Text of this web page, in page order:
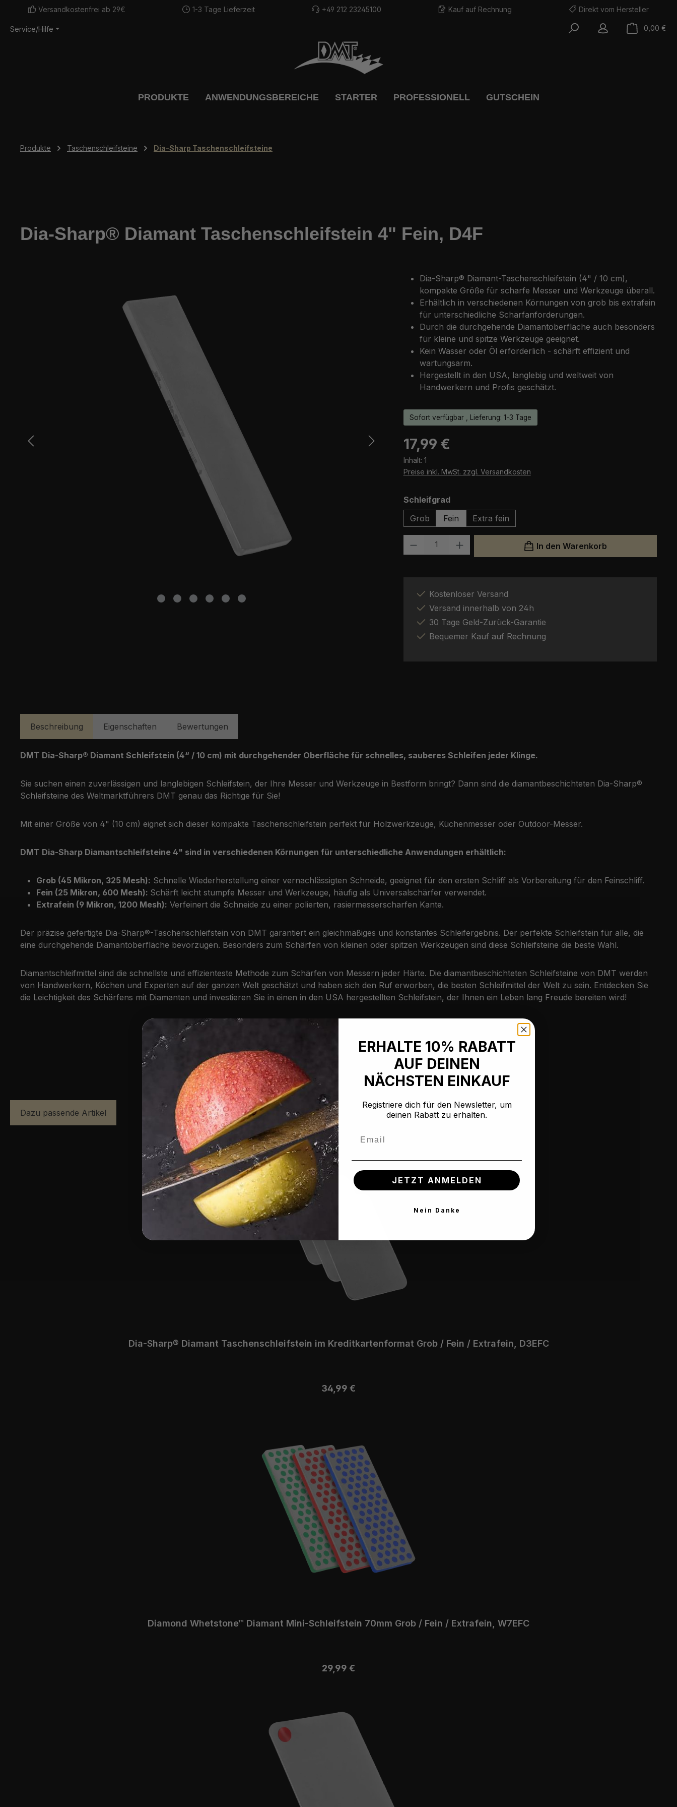
Hauptinhalt springen
Zur Suche springen
Zur Hauptnavigation springen
Versandkostenfrei ab 29€ 1-3 Tage Lieferzeit +49 212 23245100 Kauf auf Rechnung Direkt vom Hersteller
Service/Hilfe 0,00 €
PRODUKTE ANWENDUNGSBEREICHE STARTER PROFESSIONELL GUTSCHEIN
Produkte Taschenschleifsteine Dia-Sharp Taschenschleifsteine
Dia-Sharp® Diamant Taschenschleifstein 4" Fein, D4F
Dia-Sharp® Diamant-Taschenschleifstein (4" / 10 cm),
kompakte Größe für scharfe Messer und Werkzeuge überall.
Erhältlich in verschiedenen Körnungen von grob bis extrafein
für unterschiedliche Schärfanforderungen.
Durch die durchgehende Diamantoberfläche auch besonders
für kleine und spitze Werkzeuge geeignet.
Kein Wasser oder Öl erforderlich - schärft effizient und
wartungsarm.
Hergestellt in den USA, langlebig und weltweit von
Handwerkern und Profis geschätzt.
Sofort verfügbar , Lieferung: 1-3 Tage
Regulärer Preis:
17,99 €
Inhalt: 1
Preise inkl. MwSt. zzgl. Versandkosten
Schleifgradauswählen
Grob
Fein Extra fein
Produkt Anzahl: Gib den gewünschten Wert ein oder benutze die Schaltflächen
In den Warenkorb
Kostenloser Versand
Versand innerhalb von 24h
30 Tage Geld-Zurück-Garantie
Bequemer Kauf auf Rechnung
Beschreibung Eigenschaften Bewertungen
DMT Dia-Sharp® Diamant Schleifstein (4“ / 10 cm) mit durchgehender Oberfläche für schnelles, sauberes Schleifen jeder Klinge.
Sie suchen einen zuverlässigen und langlebigen Schleifstein, der Ihre Messer und Werkzeuge in Bestform bringt? Dann sind die diamantbeschichteten Dia-Sharp®
Schleifsteine des Weltmarktführers DMT genau das Richtige für Sie!
Mit einer Größe von 4" (10 cm) eignet sich dieser kompakte Taschenschleifstein perfekt für Holzwerkzeuge, Küchenmesser oder Outdoor-Messer.
DMT Dia-Sharp Diamantschleifsteine 4" sind in verschiedenen Körnungen für unterschiedliche Anwendungen erhältlich:
Grob (45 Mikron, 325 Mesh): Schnelle Wiederherstellung einer vernachlässigten Schneide, geeignet für den ersten Schliff als Vorbereitung für den Feinschliff.
Fein (25 Mikron, 600 Mesh): Schärft leicht stumpfe Messer und Werkzeuge, häufig als Universalschärfer verwendet.
Extrafein (9 Mikron, 1200 Mesh): Verfeinert die Schneide zu einer polierten, rasiermesserscharfen Kante.
Der präzise gefertigte Dia-Sharp®-Taschenschleifstein von DMT garantiert ein gleichmäßiges und konstantes Schleifergebnis. Der perfekte Schleifstein für alle, die
eine durchgehende Diamantoberfläche bevorzugen. Besonders zum Schärfen von kleinen oder spitzen Werkzeugen sind diese Schleifsteine die beste Wahl.
Diamantschleifmittel sind die schnellste und effizienteste Methode zum Schärfen von Messern jeder Härte. Die diamantbeschichteten Schleifsteine von DMT werden
von Handwerkern, Köchen und Experten auf der ganzen Welt geschätzt und haben sich den Ruf erworben, die besten Schleifmittel der Welt zu sein. Entdecken Sie
die Leichtigkeit des Schärfens mit Diamanten und investieren Sie in einen in den USA hergestellten Schleifstein, der Ihnen ein Leben lang Freude bereiten wird!
Dazu passende Artikel
Dia-Sharp® Diamant Taschenschleifstein im Kreditkartenformat Grob / Fein / Extrafein, D3EFC
Regulärer Preis:
34,99 €
Diamond Whetstone™ Diamant Mini-Schleifstein 70mm Grob / Fein / Extrafein, W7EFC
Regulärer Preis:
29,99 €
ERHALTE 10% RABATT
AUF DEINEN
NÄCHSTEN EINKAUF
Registriere dich für den Newsletter, um
deinen Rabatt zu erhalten.
JETZT ANMELDEN
Nein Danke